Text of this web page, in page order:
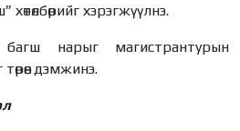
хэрэгжүүлнэ.
нарыг магистрантурын
дэмжинэ.